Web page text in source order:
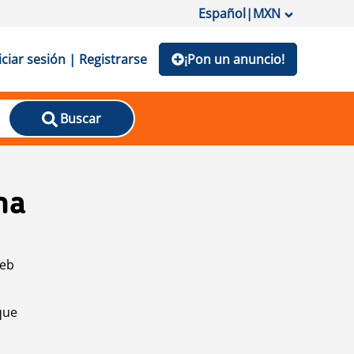
Español|MXN
sesión | Registrarse ¡Pon un anuncio!
Buscar